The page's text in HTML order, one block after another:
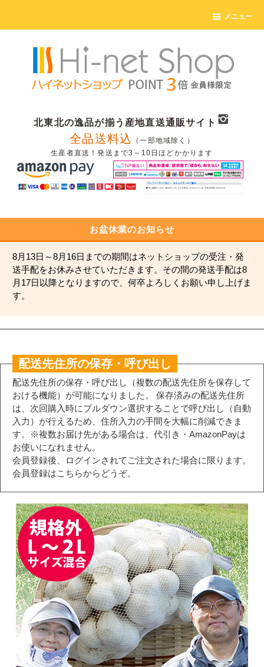
メニュー
北東北の逸品が揃う産地直送通販サイト
全品送料込
（一部地域除く）
生産者直送！発送まで3～10日ほどかかります
お盆休業のお知らせ
8月13日～8月16日までの期間はネットショップの受注・発
送手配をお休みさせていただきます。その間の発送手配は8
月17日以降となりますので、何卒よろしくお願い申し上げま
す。
配送先住所の保存・呼び出し
配送先住所の保存・呼び出し（複数の配送先住所を保存して
おける機能）が可能になりました。 保存済みの配送先住所
は、次回購入時にプルダウン選択することで呼び出し（自動
入力）が行えるため、住所入力の手間を大幅に削減できま
す。※複数お届け先がある場合は、代引き・AmazonPayは
お使いになれません。
会員登録後、ログインされてご注文された場合に限ります。
会員登録はこちらからどうぞ。